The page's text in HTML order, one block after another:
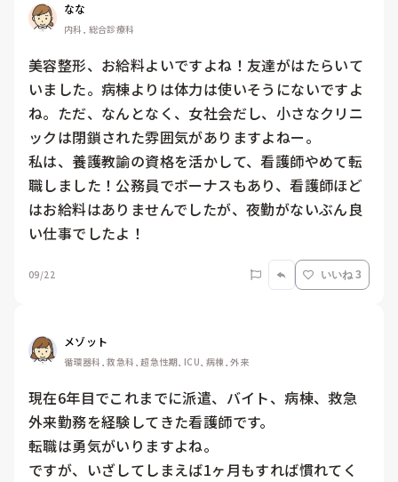
なな
内科, 総合診療科
美容整形、お給料よいですよね！友達がはたらいて
いました。病棟よりは体力は使いそうにないですよ
ね。ただ、なんとなく、女社会だし、小さなクリニ
ックは閉鎖された雰囲気がありますよねー。
私は、養護教諭の資格を活かして、看護師やめて転
職しました！公務員でボーナスもあり、看護師ほど
はお給料はありませんでしたが、夜勤がないぶん良
い仕事でしたよ！
09/22 いいね 3
メゾット
循環器科, 救急科, 超急性期, ICU, 病棟, 外来
現在6年目でこれまでに派遣、バイト、病棟、救急
外来勤務を経験してきた看護師です。
転職は勇気がいりますよね。
ですが、いざしてしまえば1ヶ月もすれば慣れてく